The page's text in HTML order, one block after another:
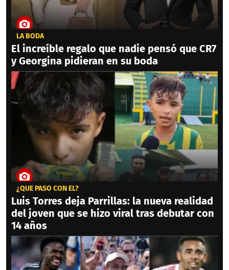
LA BODA
El increíble regalo que nadie pensó que CR7
y Georgina pidieran en su boda
¿QUÉ PASÓ CON ÉL?
Luis Torres deja Parrillas: la nueva realidad
del joven que se hizo viral tras debutar con
14 años